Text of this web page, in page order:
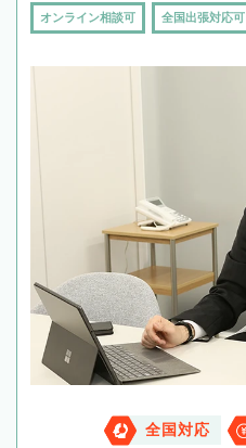
オンライン相談可 全国出張対応可
全国対応